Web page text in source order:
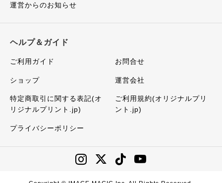
運営からのお知らせ
ヘルプ＆ガイド
ご利用ガイド お問合せ
ショップ 運営会社
特定商取引に関する表記(オ
リジナルプリント.jp)
ご利用規約(オリジナルプリ
ント.jp)
プライバシーポリシー